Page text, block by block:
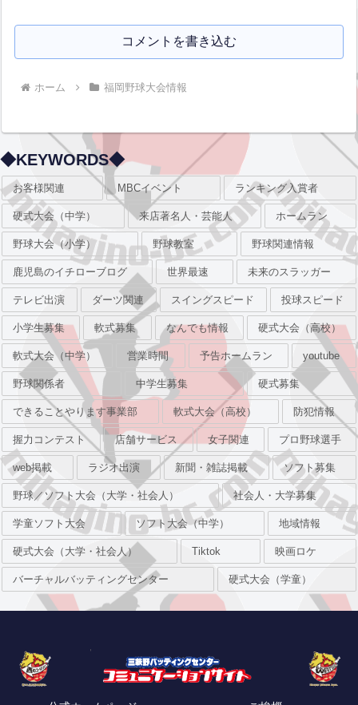
コメントを書き込む
ホーム 福岡野球大会情報
◆KEYWORDS◆
お客様関連 MBCイベント ランキング入賞者
硬式大会（中学） 来店著名人・芸能人 ホームラン
野球大会（小学） 野球教室 野球関連情報
鹿児島のイチローブログ 世界最速 未来のスラッガー
テレビ出演 ダーツ関連 スイングスピード 投球スピード
小学生募集 軟式募集 なんでも情報 硬式大会（高校）
軟式大会（中学） 営業時間 予告ホームラン youtube
野球関係者 中学生募集 硬式募集
できることやります事業部 軟式大会（高校） 防犯情報
握力コンテスト 店舗サービス 女子関連 プロ野球選手
web掲載 ラジオ出演 新聞・雑誌掲載 ソフト募集
野球／ソフト大会（大学・社会人） 社会人・大学募集
学童ソフト大会 ソフト大会（中学） 地域情報
硬式大会（大学・社会人） Tiktok 映画ロケ
バーチャルバッティングセンター 硬式大会（学童）